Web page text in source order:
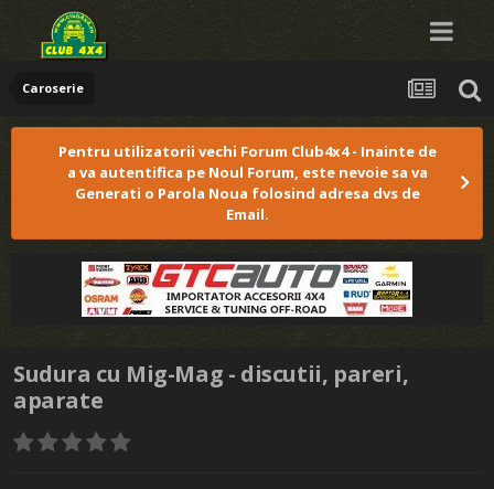
Caroserie
Pentru utilizatorii vechi Forum Club4x4 - Inainte de
a va autentifica pe Noul Forum, este nevoie sa va
Generati o Parola Noua folosind adresa dvs de
Email.
Sudura cu Mig-Mag - discutii, pareri,
aparate